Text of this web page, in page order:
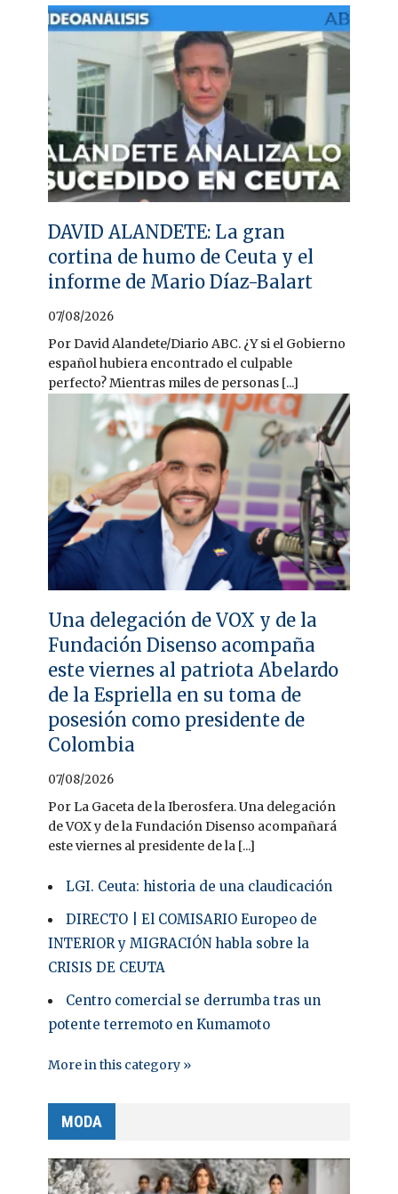
DAVID ALANDETE: La gran
cortina de humo de Ceuta y el
informe de Mario Díaz-Balart
07/08/2026
Por David Alandete/Diario ABC. ¿Y si el Gobierno
español hubiera encontrado el culpable
perfecto? Mientras miles de personas [...]
Una delegación de VOX y de la
Fundación Disenso acompaña
este viernes al patriota Abelardo
de la Espriella en su toma de
posesión como presidente de
Colombia
07/08/2026
Por La Gaceta de la Iberosfera. Una delegación
de VOX y de la Fundación Disenso acompañará
este viernes al presidente de la [...]
LGI. Ceuta: historia de una claudicación
DIRECTO | El COMISARIO Europeo de
INTERIOR y MIGRACIÓN habla sobre la
CRISIS DE CEUTA
Centro comercial se derrumba tras un
potente terremoto en Kumamoto
More in this category »
MODA